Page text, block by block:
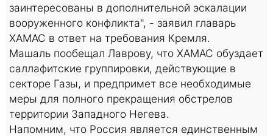
заинтересованы в дополнительной эскалации
вооруженного конфликта", - заявил главарь
ХАМАС в ответ на требования Кремля.
Машаль пообещал Лаврову, что ХАМАС обуздает
саллафитские группировки, действующие в
секторе Газы, и предпримет все необходимые
меры для полного прекращения обстрелов
территории Западного Негева.
Напомним, что Россия является единственным